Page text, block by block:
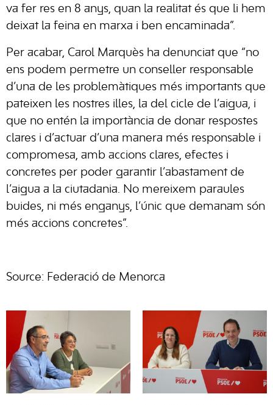
va fer res en 8 anys, quan la realitat és que li hem
deixat la feina en marxa i ben encaminada”.
Per acabar, Carol Marquès ha denunciat que “no
ens podem permetre un conseller responsable
d’una de les problemàtiques més importants que
pateixen les nostres illes, la del cicle de l’aigua, i
que no entén la importància de donar respostes
clares i d’actuar d’una manera més responsable i
compromesa, amb accions clares, efectes i
concretes per poder garantir l’abastament de
l’aigua a la ciutadania. No mereixem paraules
buides, ni més enganys, l’únic que demanam són
més accions concretes”.
Source: Federació de Menorca